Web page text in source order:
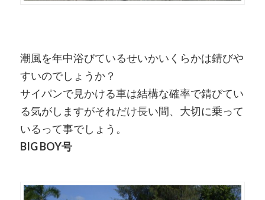
潮風を年中浴びているせいかいくらかは錆びや
すいのでしょうか？
サイパンで見かける車は結構な確率で錆びてい
る気がしますがそれだけ長い間、大切に乗って
いるって事でしょう。
BIG BOY号